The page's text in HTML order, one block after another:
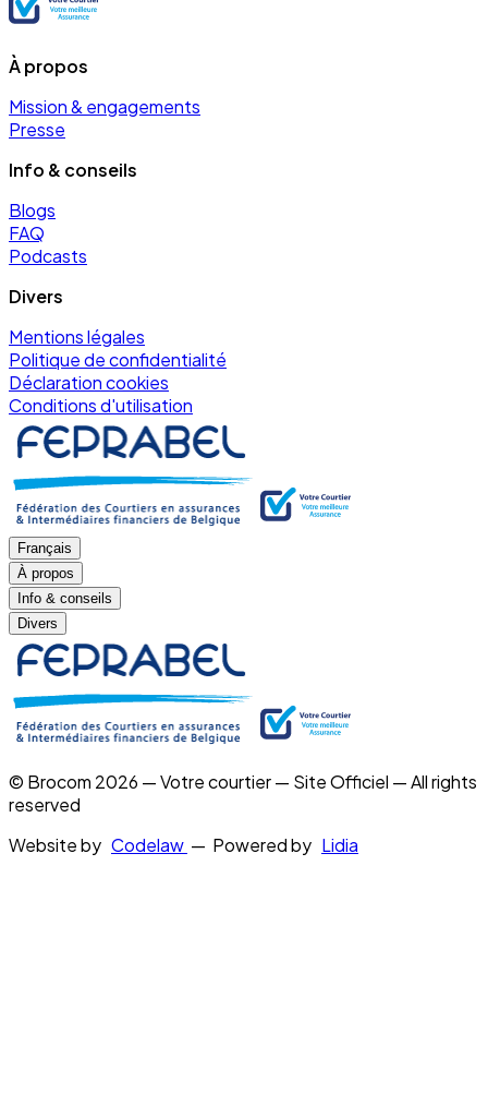
À propos
Mission & engagements
Presse
Info & conseils
Blogs
FAQ
Podcasts
Divers
Mentions légales
Politique de confidentialité
Déclaration cookies
Conditions d'utilisation
Français
À propos
Info & conseils
Divers
© Brocom 2026 — Votre courtier — Site Officiel — All rights
reserved
Website by Codelaw — Powered by Lidia